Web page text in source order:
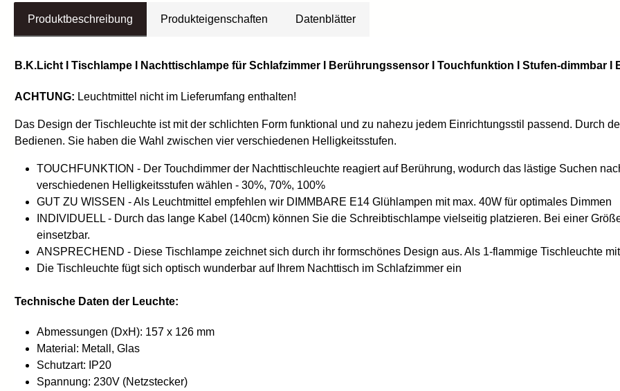
Produktbeschreibung Produkteigenschaften Datenblätter
B.K.Licht I Tischlampe I Nachttischlampe für Schlafzimmer I Berührungssensor I Touchfunktion I Stufen-dimmbar
ACHTUNG: Leuchtmittel nicht im Lieferumfang enthalten!
Das Design der Tischleuchte ist mit der schlichten Form funktional und zu nahezu jedem Einrichtungsstil passend. Durch
Bedienen. Sie haben die Wahl zwischen vier verschiedenen Helligkeitsstufen.
TOUCHFUNKTION - Der Touchdimmer der Nachttischleuchte reagiert auf Berührung, wodurch das lästige Suchen
verschiedenen Helligkeitsstufen wählen - 30%, 70%, 100%
GUT ZU WISSEN - Als Leuchtmittel empfehlen wir DIMMBARE E14 Glühlampen mit max. 40W für optimales Dimmen
INDIVIDUELL - Durch das lange Kabel (140cm) können Sie die Schreibtischlampe vielseitig platzieren. Bei einer
einsetzbar.
ANSPRECHEND - Diese Tischlampe zeichnet sich durch ihr formschönes Design aus. Als 1-flammige Tischleuchte
Die Tischleuchte fügt sich optisch wunderbar auf Ihrem Nachttisch im Schlafzimmer ein
Technische Daten der Leuchte:
Abmessungen (DxH): 157 x 126 mm
Material: Metall, Glas
Schutzart: IP20
Spannung: 230V (Netzstecker)